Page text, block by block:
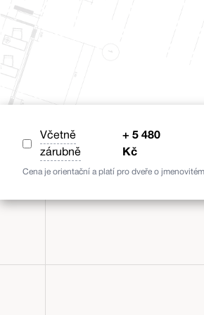
Včetně
zárubně
+ 5 480
Kč
Cena je orientační a platí pro dveře o